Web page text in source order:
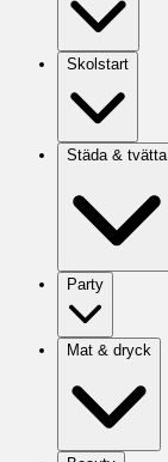
Skolstart
Städa & tvätta
Party
Mat & dryck